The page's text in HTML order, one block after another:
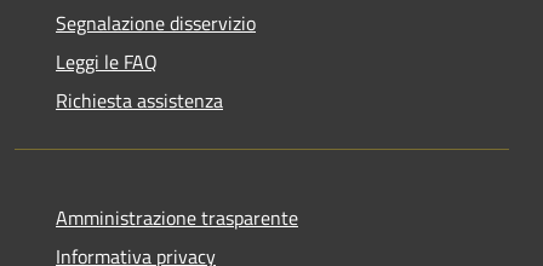
Segnalazione disservizio
Leggi le FAQ
Richiesta assistenza
Amministrazione trasparente
Informativa privacy